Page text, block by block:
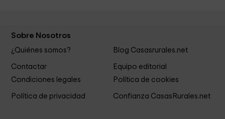
Sobre Nosotros
¿Quiénes somos? Blog Casasrurales.net
Contactar
Equipo editorial
Condiciones legales
Política de cookies
Política de privacidad Confianza CasasRurales.net